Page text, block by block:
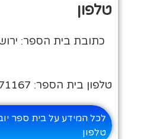
טלפון
כתובת בית הספר:
טלפון בית הספר: 02-5671167
לכל המידע על בית ספר
טלפון